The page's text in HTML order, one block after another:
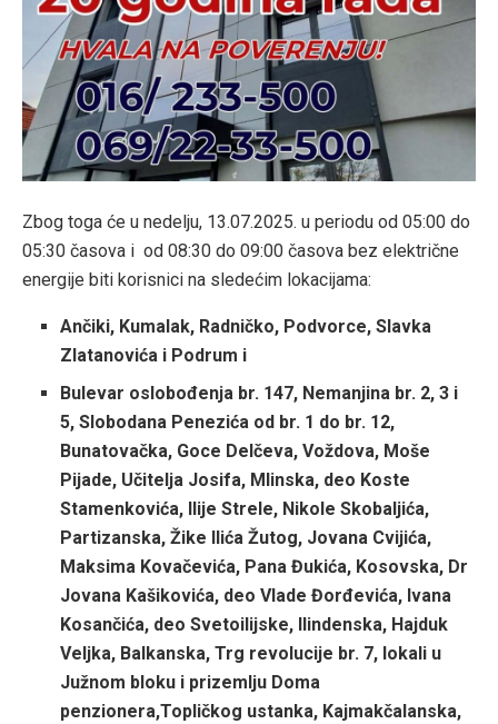
Zbog toga će u nedelju, 13.07.2025. u periodu od 05:00 do
05:30 časova i od 08:30 do 09:00 časova bez električne
energije biti korisnici na sledećim lokacijama:
Ančiki, Kumalak, Radničko, Podvorce, Slavka
Zlatanovića i Podrum i
Bulevar oslobođenja br. 147, Nemanjina br. 2, 3 i
5, Slobodana Penezića od br. 1 do br. 12,
Bunatovačka, Goce Delčeva, Voždova, Moše
Pijade, Učitelja Josifa, Mlinska, deo Koste
Stamenkovića, Ilije Strele, Nikole Skobaljića,
Partizanska, Žike Ilića Žutog, Jovana Cvijića,
Maksima Kovačevića, Pana Đukića, Kosovska, Dr
Jovana Kašikovića, deo Vlade Đorđevića, Ivana
Kosančića, deo Svetoilijske, Ilindenska, Hajduk
Veljka, Balkanska, Trg revolucije br. 7, lokali u
Južnom bloku i prizemlju Doma
penzionera,Topličkog ustanka, Kajmakčalanska,